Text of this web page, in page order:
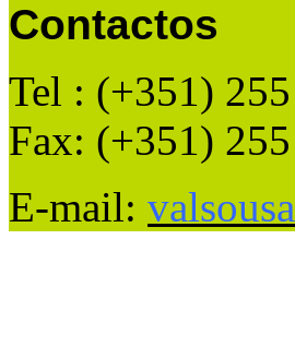
Contactos
Tel : (+351)
Fax: (+351)
E-mail: